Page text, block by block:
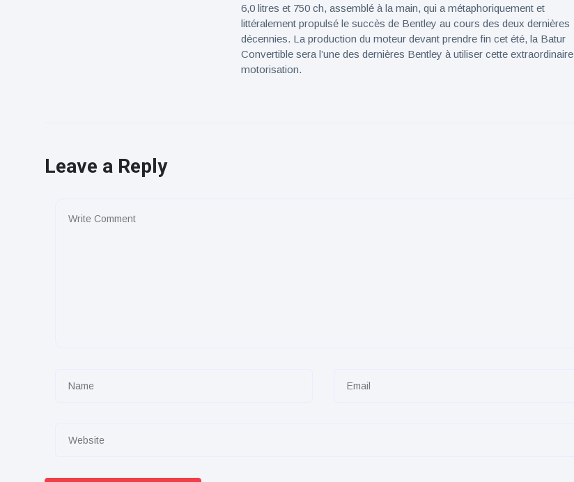
6,0 litres et 750 ch, assemblé à la main, qui a métaphoriquement et
littéralement propulsé le succès de Bentley au cours des deux dernières
décennies. La production du moteur devant prendre fin cet été, la Batur
Convertible sera l’une des dernières Bentley à utiliser cette extraordinaire
motorisation.
Leave a Reply